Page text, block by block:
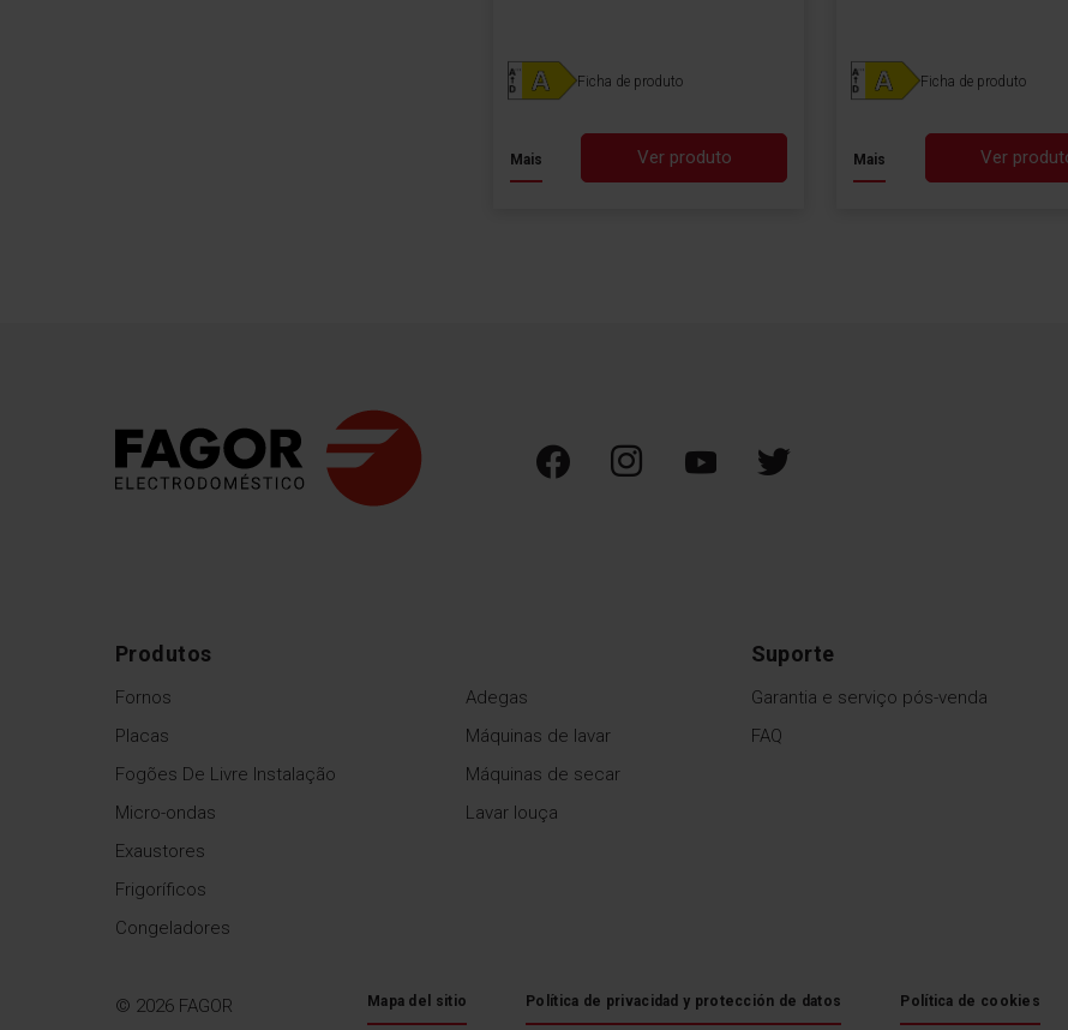
Ver produto
Mais
Ficha de produto
Ver
Mais
Ficha de produto
Produtos
Fornos
Placas
Fogões De Livre Instalação
Micro-ondas
Exaustores
Frigoríficos
Congeladores
Adegas
Máquinas de lavar
Máquinas de secar
Lavar louça
Suporte
Garantia e serviço pós-venda
FAQ
© 2026 FAGOR Mapa del sitio Política de privacidad y protección de datos Política de cookies